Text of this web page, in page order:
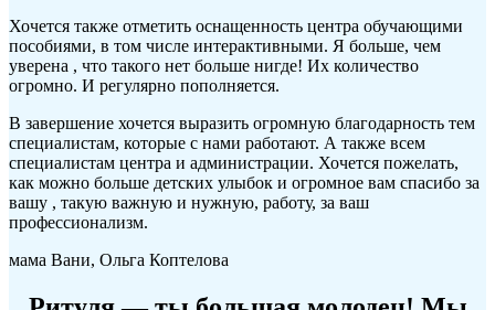
Хочется также отметить оснащенность центра обучающими
пособиями, в том числе интерактивными. Я больше, чем
уверена , что такого нет больше нигде! Их количество
огромно. И регулярно пополняется.
В завершение хочется выразить огромную благодарность тем
специалистам, которые с нами работают. А также всем
специалистам центра и администрации. Хочется пожелать,
как можно больше детских улыбок и огромное вам спасибо за
вашу , такую важную и нужную, работу, за ваш
профессионализм.
мама Вани, Ольга Коптелова